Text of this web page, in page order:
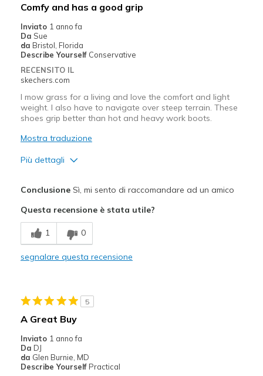
Sizing
View On Shoes
Comfy and has a good grip
Inviato 1 anno fa
Da Sue
da Bristol, Florida
Describe Yourself Conservative
RECENSITO IL
skechers.com
I mow grass for a living and love the comfort and light
weight. I also have to navigate over steep terrain. These
shoes grip better than hot and heavy work boots.
Mostra traduzione
Più dettagli
Sizing
View On Shoes
ConclusioneSì, mi sento di raccomandare ad un amico
Questa recensione è stata utile?
1 0
segnalare questa recensione
5
A Great Buy
Inviato 1 anno fa
Da DJ
da Glen Burnie, MD
Describe Yourself Practical